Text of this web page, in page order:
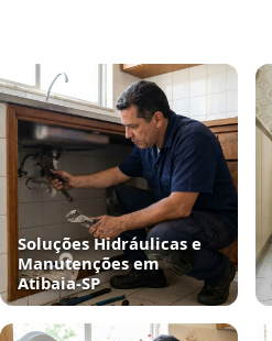
Soluções Hidráulicas e
Manutenções em
Atibaia‑SP